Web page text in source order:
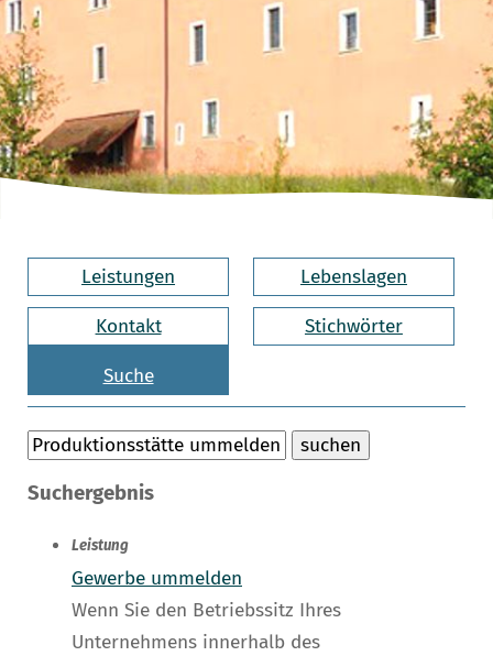
Leistungen Lebenslagen
Kontakt Stichwörter
Suche
Suchergebnis
Leistung
Gewerbe ummelden
Wenn Sie den Betriebssitz Ihres
Unternehmens innerhalb des